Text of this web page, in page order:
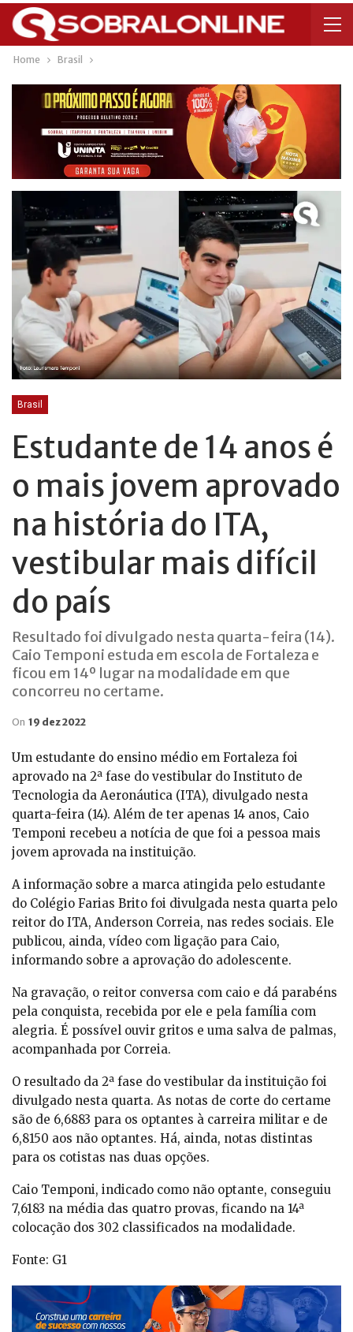
Home Brasil
Brasil
Estudante de 14 anos é
o mais jovem aprovado
na história do ITA,
vestibular mais difícil
do país
Resultado foi divulgado nesta quarta-feira (14).
Caio Temponi estuda em escola de Fortaleza e
ficou em 14º lugar na modalidade em que
concorreu no certame.
On 19 dez 2022
Um estudante do ensino médio em Fortaleza foi
aprovado na 2ª fase do vestibular do Instituto de
Tecnologia da Aeronáutica (ITA), divulgado nesta
quarta-feira (14). Além de ter apenas 14 anos, Caio
Temponi recebeu a notícia de que foi a pessoa mais
jovem aprovada na instituição.
A informação sobre a marca atingida pelo estudante
do Colégio Farias Brito foi divulgada nesta quarta pelo
reitor do ITA, Anderson Correia, nas redes sociais. Ele
publicou, ainda, vídeo com ligação para Caio,
informando sobre a aprovação do adolescente.
Na gravação, o reitor conversa com caio e dá parabéns
pela conquista, recebida por ele e pela família com
alegria. É possível ouvir gritos e uma salva de palmas,
acompanhada por Correia.
O resultado da 2ª fase do vestibular da instituição foi
divulgado nesta quarta. As notas de corte do certame
são de 6,6883 para os optantes à carreira militar e de
6,8150 aos não optantes. Há, ainda, notas distintas
para os cotistas nas duas opções.
Caio Temponi, indicado como não optante, conseguiu
7,6183 na média das quatro provas, ficando na 14ª
colocação dos 302 classificados na modalidade.
Fonte: G1